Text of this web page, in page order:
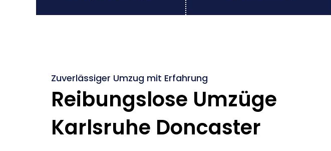
Zuverlässiger Umzug mit Erfahrung
Reibungslose Umzüge
Karlsruhe Doncaster